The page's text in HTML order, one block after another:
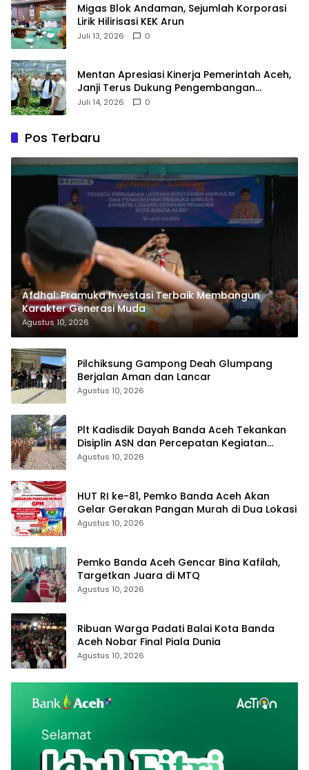
Migas Blok Andaman, Sejumlah Korporasi
Lirik Hilirisasi KEK Arun
Juli 13, 2026 0
‎Mentan Apresiasi Kinerja Pemerintah Aceh,
Janji Terus Dukung Pengembangan
Pertanian dan Kopi Gayo
Juli 14, 2026 0
Pos Terbaru
Afdhal: Pramuka Investasi Terbaik Membangun
Karakter Generasi Muda
Agustus 10, 2026
Pilchiksung Gampong Deah Glumpang
Berjalan Aman dan Lancar
Agustus 10, 2026
Plt Kadisdik Dayah Banda Aceh Tekankan
Disiplin ASN dan Percepatan Kegiatan
Tahun 2026
Agustus 10, 2026
HUT RI ke-81, Pemko Banda Aceh Akan
Gelar Gerakan Pangan Murah di Dua Lokasi
Agustus 10, 2026
Pemko Banda Aceh Gencar Bina Kafilah,
Targetkan Juara di MTQ
Agustus 10, 2026
Ribuan Warga Padati Balai Kota Banda
Aceh Nobar Final Piala Dunia
Agustus 10, 2026